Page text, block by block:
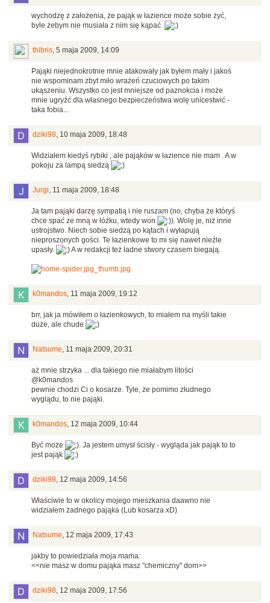
wychodzę z założenia, że pająk w łazience może sobie żyć,
byle żebym nie musiała z nim się kąpać
thibris, 5 maja 2009, 14:09
Pająki niejednokrotnie mnie atakowały jak byłem mały i jakoś
nie wspominam zbyt miło wrażeń czuciowych po takim
ukąszeniu. Wszystko co jest mniejsze od paznokcia i może
mnie ugryźć dla własnego bezpieczeństwa wolę unicestwić -
taka fobia...
dziki98, 10 maja 2009, 18:48
Widziałem kiedyś rybiki , ale pająków w łazience nie mam . A w
pokoju za lampą siedzą
Jurgi, 11 maja 2009, 18:48
Ja tam pająki darzę sympatią i nie ruszam (no, chyba że któryś
chce spać ze mną w łóżku, wtedy won
). Wolę je, niż inne
ustrojstwo. Niech sobie siedzą po kątach i wyłapują
nieproszonych gości. Te łazienkowe to mi się nawet nieźle
upasły.
A w redakcji też ładne stwory czasem biegają.
k0mandos, 11 maja 2009, 19:12
brr, jak ja mówiłem o łazienkowych, to miałem na myśli takie
duże, ale chude
Natsume, 11 maja 2009, 20:31
aż mnie strzyka ... dla takiego nie miałabym litości
@k0mandos
pewnie chodzi Ci o kosarze. Tyle, że pomimo złudnego
wyglądu, to nie pająki.
k0mandos, 12 maja 2009, 10:44
Być może
. Ja jestem umysł ścisły - wygląda jak pająk to to
jest pająk
dziki98, 12 maja 2009, 14:56
Właściwie to w okolicy mojego mieszkania daawno nie
widziałem żadnego pająka (Lub kosarza xD)
Natsume, 12 maja 2009, 17:43
jakby to powiedziała moja mama:
<<nie masz w domu pająka masz "chemiczny" dom>>
dziki98, 12 maja 2009, 17:56